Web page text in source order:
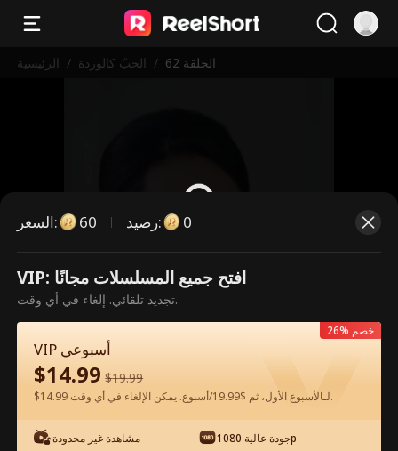
الرئيسية / الحبّ كالوردة / الحلقة 62
هذه حلقة مدفوعة. يرجى فتح القفل
فتح القفل الآن
شاهد مجانًا في التطبيق
السعر: 60 رصيد: 0
VIP: افتح جميع المسلسلات مجانًا
تجديد تلقائي. إلغاء في أي وقت.
VIP أسبوعي
$14.99 $19.99
$14.99 لـالأسبوع الأول، ثم $19.99/أسبوع. يمكن الإلغاء في أي وقت.
مشاهدة غير محدودة جودة عالية 1080p
26% خصم